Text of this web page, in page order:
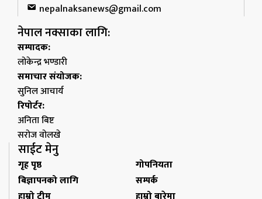
nepalnaksanews@gmail.com
नेपाल नक्साका लागि:
सम्पादक:
लोकेन्द्र भण्डारी
समाचार संयोजक:
सुनिल आचार्य
रिपोर्टर:
अनिता बिष्ट
सरोज वोलखे
साईट मेनु
गृह पृष्ठ
गोपनियता
बिज्ञापनको लागि
सम्पर्क